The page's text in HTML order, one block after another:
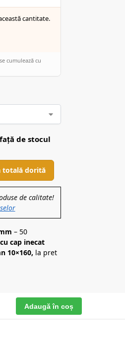
cantitate.
cumulează cu
de stocul
totală dorită
de calitate!
– 50
cap inecat
10×160, la pret
Adaugă în coș